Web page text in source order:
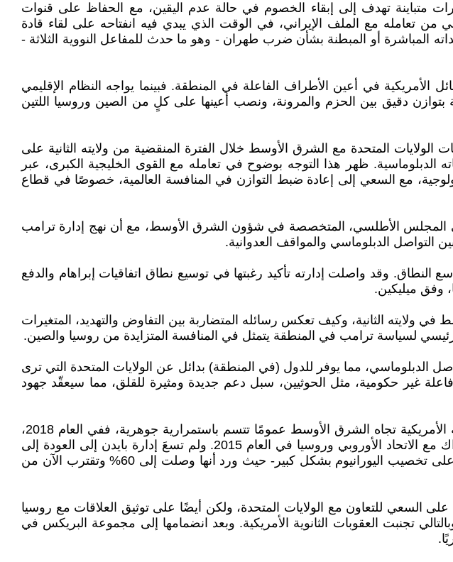
متباينة تهدف إلى إبقاء الخصوم في حالة عدم اليقين، مع الحفاظ على قنوات
من تعامله مع الملف الإيراني، في الوقت الذي يبدي فيه انفتاحه على لقاء قادة
المباشرة أو المبطنة بشأن ضرب طهران - وهو ما حدث للمفاعل النووية الثلاثة -
في أعين الأطراف الفاعلة في المنطقة. فبينما يواجه النظام الإقليمي
دقيق بين الحزم والمرونة، ونصب أعينها على كلٍ من الصين وروسيا اللتين
المتحدة مع الشرق الأوسط خلال الفترة المنقضية من ولايته الثانية على
ظهر هذا التوجه بوضوح في تعامله مع القوى الخليجية الكبرى، عبر
مع السعي إلى إعادة ضبط التوازن في المنافسة العالمية، خصوصًا في قطاع
في المجلس الأطلسي، المتخصصة في شؤون الشرق الأوسط، مع أن نهج إدارة ترامب
التواصل الدبلوماسي والمواقف العدوانية.
وقد واصلت إدارته تأكيد رغبتها في توسيع نطاق اتفاقيات إبراهام والدفع
وفق ميليكين.
ولايته الثانية، وكيف تعكس رسائله المتضاربة بين التفاوض والتهديد، المتغيرات
لسياسة ترامب في المنطقة يتمثل في المنافسة المتزايدة من روسيا والصين.
الدبلوماسي، مما يوفر للدول (في المنطقة) بدائل عن الولايات المتحدة التي ترى
غير حكومية، مثل الحوثيين، سبل دعم جديدة ومثيرة للقلق، مما سيعقّد جهود
وفي السياق ذاته، يرى أستاذ العلاقات في كلية هاملتون في نيويورك، آلان كفروني، أن السياسة الأمريكية تجاه الشرق الأوسط عمومًا تتسم باستمرارية جوهرية، ففي العام 2018،
انسحب دونالد ترامب من خطة العمل الشامل المشتركة التي تفاوض عليها باراك أوباما بالاشتراك مع الاتحاد الأوروبي وروسيا في العام 2015. ولم تسعَ إدارة بايدن إلى العودة إلى
المعاهدة، بل حافظت على نصيب الأسد من عقوبات ترامب. من جانبها، زادت إيران من قدرتها على تخصيب اليورانيوم بشكل كبير- حيث ورد أنها وصلت إلى 60% وتقترب الآن من
للتعاون مع الولايات المتحدة، ولكن أيضًا على توثيق العلاقات مع روسيا
تجنبت العقوبات الثانوية الأمريكية. وبعد انضمامها إلى مجموعة البريكس في